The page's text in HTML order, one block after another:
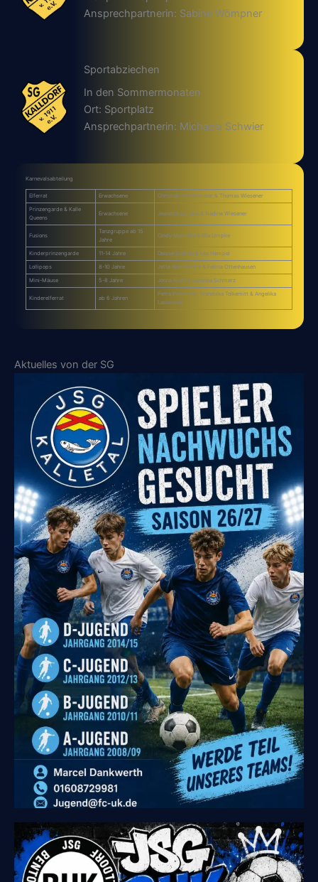
Ansprechpartnerin: Sabine Wömpner
Sportabziechen
In den Sommermonaten
Ort: Sportplatz
Ansprechpartnerin: Michaela Schwier
Karnevalsabteilung
Elferrat Erwachsene Christian Schaksmeier & Thomas Wiesener
Prinzengarde & Kalle
Queens
Erwachsene Jeanette Limpke & Nadine Wiesener
Fusions
Tanzgruppe ab 15
Jahre
Cindy Martinho & Ella Limpke
Kinderprinzengarde 11-14 Jahre Denise Steffen & Lea Hempel
Lollipops 8-10 Jahre Jette Niedernolte & Felicia Ottenhausen
Mini-Mäuse 5-8 Jahre Jonna Krahl & Johanna Schmerz
Kinderelferrat ab 6 Jahren
Petra Pischczan, Franziska Tolkemitt & Angelika
Laskowski
Aktuelles von der SG